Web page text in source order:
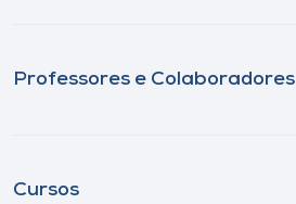
Professores e Colaboradores
Cursos